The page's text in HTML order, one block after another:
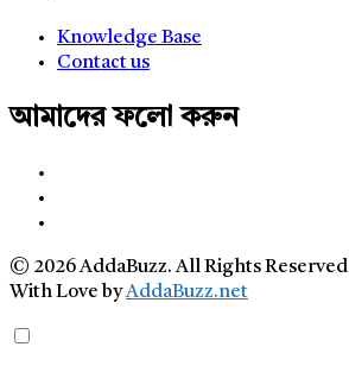
Knowledge Base
Contact us
আমাদের ফলো করুন
© 2026 AddaBuzz. All Rights Reserved
With Love byAddaBuzz.net